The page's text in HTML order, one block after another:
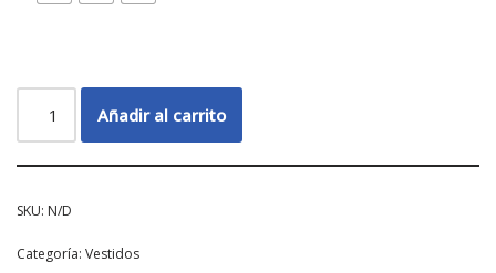
Añadir al carrito
SKU: N/D
Categoría: Vestidos